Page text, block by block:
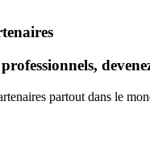
partout dans le